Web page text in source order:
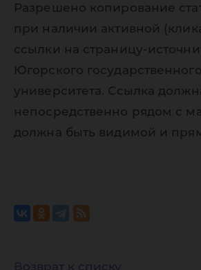
Разрешено копирование
при наличии активной
ссылки на страницу-
Югорского государственного
университета. Ссылка
непосредственно рядом с
должна быть видимой и
Возврат к списку